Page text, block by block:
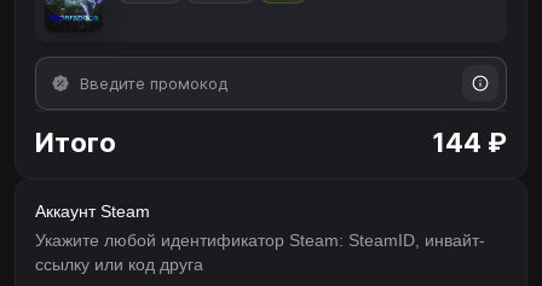
Итого 144 ₽
Аккаунт Steam
Укажите любой идентификатор Steam: SteamID, инвайт-
ссылку или код друга